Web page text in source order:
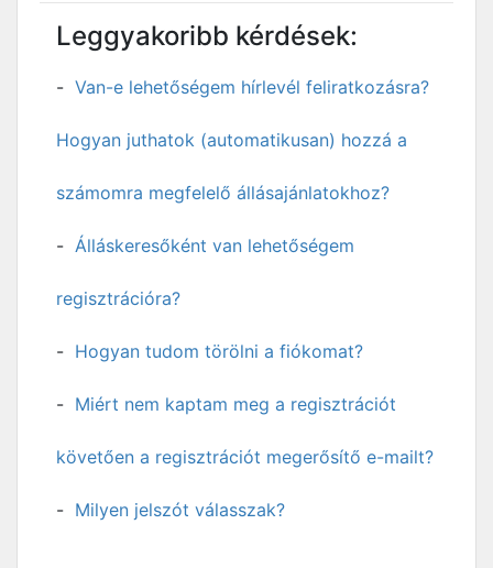
Leggyakoribb kérdések:
Van-e lehetőségem hírlevél feliratkozásra?
Hogyan juthatok (automatikusan) hozzá a
számomra megfelelő állásajánlatokhoz?
Álláskeresőként van lehetőségem
regisztrációra?
Hogyan tudom törölni a fiókomat?
Miért nem kaptam meg a regisztrációt
követően a regisztrációt megerősítő e-mailt?
Milyen jelszót válasszak?